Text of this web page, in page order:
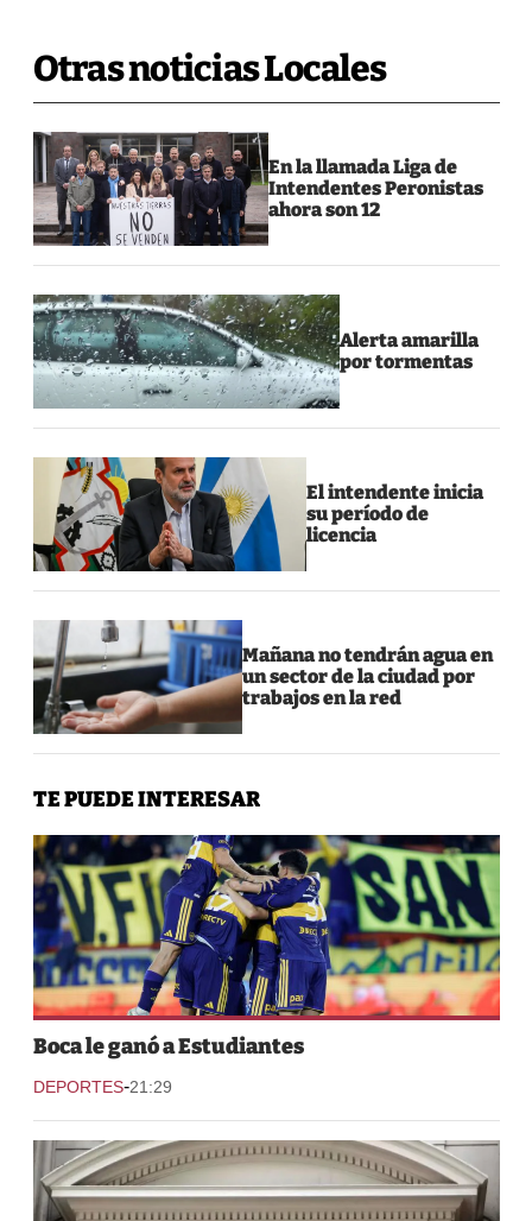
Otras noticias Locales
En la llamada Liga de
Intendentes Peronistas
ahora son 12
Alerta amarilla
por tormentas
El intendente inicia
su período de
licencia
Mañana no tendrán agua en
un sector de la ciudad por
trabajos en la red
TE PUEDE INTERESAR
Boca le ganó a Estudiantes
DEPORTES-21:29